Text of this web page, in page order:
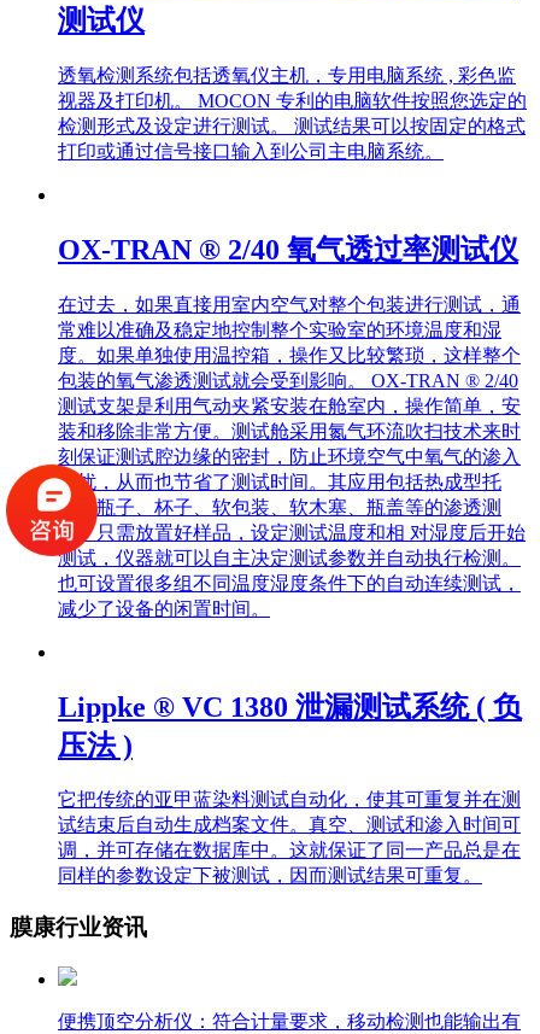
测试仪
透氧检测系统包括透氧仪主机，专用电脑系统 , 彩色监
视器及打印机。 MOCON 专利的电脑软件按照您选定的
检测形式及设定进行测试。 测试结果可以按固定的格式
打印或通过信号接口输入到公司主电脑系统。
OX-TRAN ® 2/40 氧气透过率测试仪
在过去，如果直接用室内空气对整个包装进行测试，通
常难以准确及稳定地控制整个实验室的环境温度和湿
度。如果单独使用温控箱，操作又比较繁琐，这样整个
包装的氧气渗透测试就会受到影响。 OX-TRAN ® 2/40
测试支架是利用气动夹紧安装在舱室内，操作简单，安
装和移除非常方便。测试舱采用氮气环流吹扫技术来时
刻保证测试腔边缘的密封，防止环境空气中氧气的渗入
干扰，从而也节省了测试时间。其应用包括热成型托
盘、瓶子、杯子、软包装、软木塞、瓶盖等的渗透测
试。只需放置好样品，设定测试温度和相 对湿度后开始
测试，仪器就可以自主决定测试参数并自动执行检测。
也可设置很多组不同温度湿度条件下的自动连续测试，
减少了设备的闲置时间。
Lippke ® VC 1380 泄漏测试系统 ( 负
压法 )
它把传统的亚甲蓝染料测试自动化，使其可重复并在测
试结束后自动生成档案文件。真空、测试和渗入时间可
调，并可存储在数据库中。这就保证了同一产品总是在
同样的参数设定下被测试，因而测试结果可重复。
膜康行业资讯
便携顶空分析仪：符合计量要求，移动检测也能输出有